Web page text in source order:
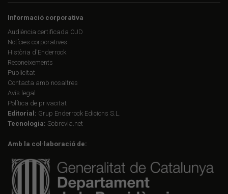
Informació corporativa
Audiència certificada OJD
Notícies corporatives
Història d'Enderrock
Reconeixements
Publicitat
Contacta amb nosaltres
Avís legal
Política de privacitat
Editorial: Grup Enderrock Edicions S.L.
Tecnologia: Sobrevia.net
Amb la col·laboració de: